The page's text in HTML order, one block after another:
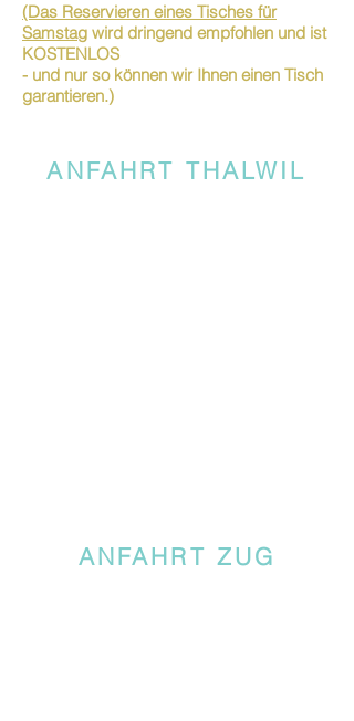
(Das Reservieren eines Tisches für
Samstag wird dringend empfohlen und ist
KOSTENLOS
- und nur so können wir Ihnen einen Tisch
garantieren.)
ANFAHRT THALWIL
ANFAHRT ZUG